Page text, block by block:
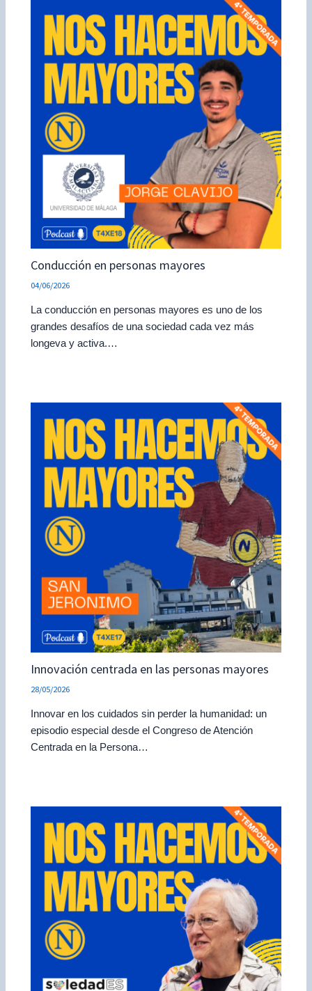
Conducción en personas mayores
04/06/2026
La conducción en personas mayores es uno de los
grandes desafíos de una sociedad cada vez más
longeva y activa.…
Innovación centrada en las personas mayores
28/05/2026
Innovar en los cuidados sin perder la humanidad: un
episodio especial desde el Congreso de Atención
Centrada en la Persona…